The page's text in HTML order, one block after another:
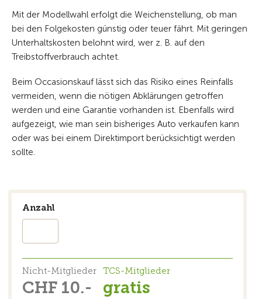
Mit der Modellwahl erfolgt die Weichenstellung, ob man
bei den Folgekosten günstig oder teuer fährt. Mit geringen
Unterhaltskosten belohnt wird, wer z. B. auf den
Treibstoffverbrauch achtet.
Beim Occasionskauf lässt sich das Risiko eines Reinfalls
vermeiden, wenn die nötigen Abklärungen getroffen
werden und eine Garantie vorhanden ist. Ebenfalls wird
aufgezeigt, wie man sein bisheriges Auto verkaufen kann
oder was bei einem Direktimport berücksichtigt werden
sollte.
Anzahl
Nicht-Mitglieder
CHF 10.-
TCS-Mitglieder
gratis